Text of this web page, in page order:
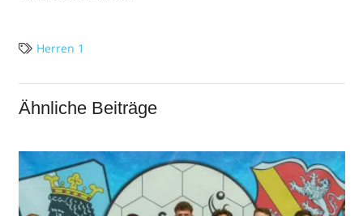
Herren 1
Ähnliche Beiträge